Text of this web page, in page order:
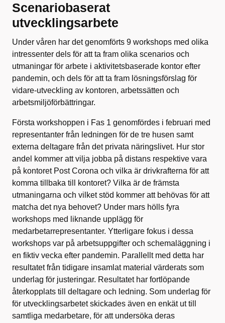
Scenariobaserat
utvecklingsarbete
Under våren har det genomförts 9 workshops med olika
intressenter dels för att ta fram olika scenarios och
utmaningar för arbete i aktivitetsbaserade kontor efter
pandemin, och dels för att ta fram lösningsförslag för
vidare-utveckling av kontoren, arbetssätten och
arbetsmiljöförbättringar.
Första workshoppen i Fas 1 genomfördes i februari med
representanter från ledningen för de tre husen samt
externa deltagare från det privata näringslivet. Hur stor
andel kommer att vilja jobba på distans respektive vara
på kontoret Post Corona och vilka är drivkrafterna för att
komma tillbaka till kontoret? Vilka är de främsta
utmaningarna och vilket stöd kommer att behövas för att
matcha det nya behovet? Under mars hölls fyra
workshops med liknande upplägg för
medarbetarrepresentanter. Ytterligare fokus i dessa
workshops var på arbetsuppgifter och schemaläggning i
en fiktiv vecka efter pandemin. Parallellt med detta har
resultatet från tidigare insamlat material värderats som
underlag för justeringar. Resultatet har fortlöpande
återkopplats till deltagare och ledning. Som underlag för
för utvecklingsarbetet skickades även en enkät ut till
samtliga medarbetare, för att undersöka deras